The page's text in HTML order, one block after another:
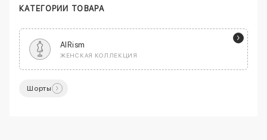
КАТЕГОРИИ ТОВАРА
AIRism
ЖЕНСКАЯ КОЛЛЕКЦИЯ
Шорты